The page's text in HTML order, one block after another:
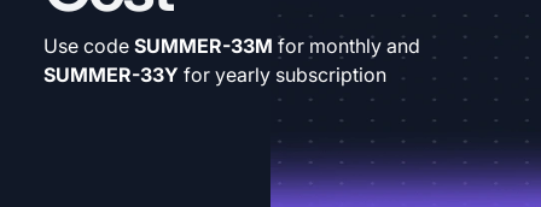
Use code SUMMER-33M for monthly and
SUMMER-33Y for yearly subscription